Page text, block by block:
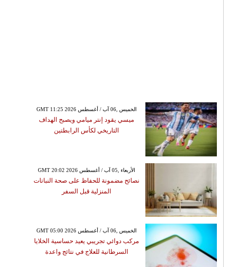
GMT 11:25 2026 الخميس ,06 آب / أغسطس
ميسي يقود إنتر ميامي ويصبح الهداف
التاريخي لكأس الرابطتين
GMT 20:02 2026 الأربعاء ,05 آب / أغسطس
نصائح مضمونة للحفاظ على صحة النباتات
المنزلية قبل السفر
GMT 05:00 2026 الخميس ,06 آب / أغسطس
مركب دوائي تجريبي يعيد حساسية الخلايا
السرطانية للعلاج في نتائج واعدة